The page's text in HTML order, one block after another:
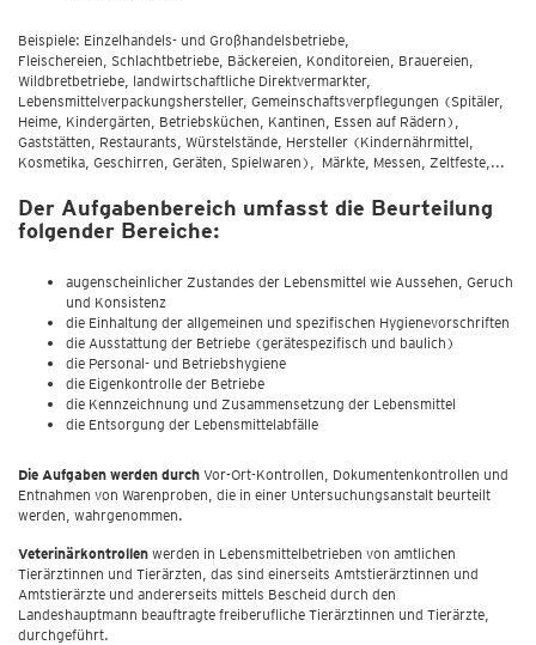
Beispiele: Einzelhandels- und Großhandelsbetriebe,
Fleischereien, Schlachtbetriebe, Bäckereien, Konditoreien, Brauereien,
Wildbretbetriebe, landwirtschaftliche Direktvermarkter,
Lebensmittelverpackungshersteller, Gemeinschaftsverpflegungen (Spitäler,
Heime, Kindergärten, Betriebsküchen, Kantinen, Essen auf Rädern),
Gaststätten, Restaurants, Würstelstände, Hersteller (Kindernährmittel,
Kosmetika, Geschirren, Geräten, Spielwaren), Märkte, Messen, Zeltfeste,...
Der Aufgabenbereich umfasst die Beurteilung
folgender Bereiche:
augenscheinlicher Zustandes der Lebensmittel wie Aussehen, Geruch
und Konsistenz
die Einhaltung der allgemeinen und spezifischen Hygienevorschriften
die Ausstattung der Betriebe (gerätespezifisch und baulich)
die Personal- und Betriebshygiene
die Eigenkontrolle der Betriebe
die Kennzeichnung und Zusammensetzung der Lebensmittel
die Entsorgung der Lebensmittelabfälle
Die Aufgaben werden durch Vor-Ort-Kontrollen, Dokumentenkontrollen und
Entnahmen von Warenproben, die in einer Untersuchungsanstalt beurteilt
werden, wahrgenommen.
Veterinärkontrollen werden in Lebensmittelbetrieben von amtlichen
Tierärztinnen und Tierärzten, das sind einerseits Amtstierärztinnen und
Amtstierärzte und andererseits mittels Bescheid durch den
Landeshauptmann beauftragte freiberufliche Tierärztinnen und Tierärzte,
durchgeführt.